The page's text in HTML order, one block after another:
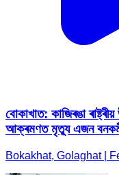
বোকাখাত: কাজিৰঙা
আক্ৰমণত মৃত্যু এজন
Bokakhat, Golaghat |